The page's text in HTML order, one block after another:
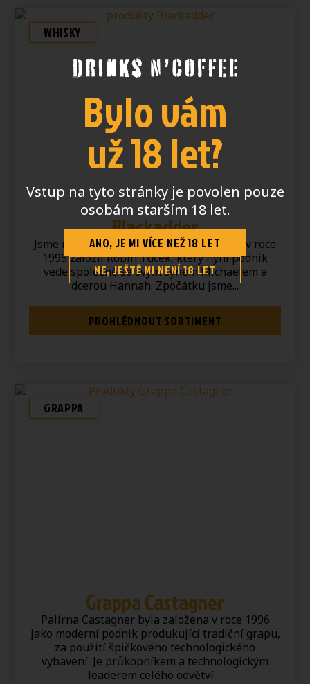
WHISKY
Blackadder
Jsme rodinná, nezávislá stáčírna, kterou v roce
1995 založil Robin Tucek, který nyní podnik
vede společně se svým synem Michaelem a
dcerou Hannah. Zpočátku jsme...
PROHLÉDNOUT SORTIMENT
GRAPPA
Grappa Castagner
Palírna Castagner byla založena v roce 1996
jako moderní podnik produkující tradiční grapu,
za použití špičkového technologického
vybavení. Je průkopníkem a technologickým
leaderem celého odvětví....
Bylo vám
už 18 let?
Vstup na tyto stránky je povolen pouze
osobám starším 18 let.
ANO, JE MI VÍCE NEŽ 18 LET
NE, JEŠTĚ MI NENÍ 18 LET